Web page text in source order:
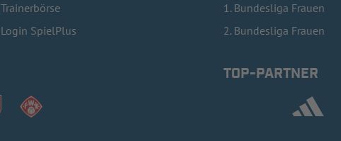
Trainerbörse
Login SpielPlus
1. Bundesliga Frauen
2. Bundesliga Frauen
TOP-PARTNER